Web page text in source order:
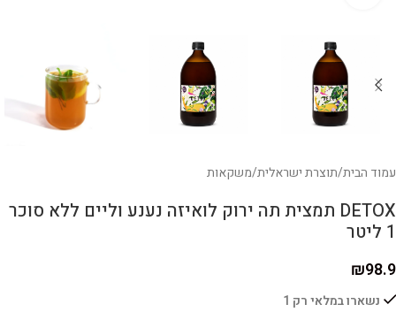
עמוד הבית/תוצרת ישראלית/משקאות
DETOX תמצית תה ירוק לואיזה נענע וליים ללא סוכר
1 ליטר
₪98.9
נשארו במלאי רק 1